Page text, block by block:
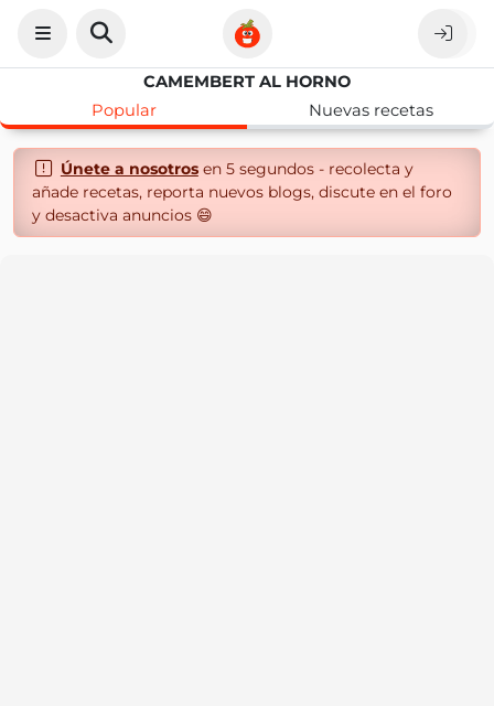
CAMEMBERT AL HORNO
Popular
Nuevas recetas
Únete a nosotrosen 5 segundos - recolecta y
añade recetas, reporta nuevos blogs, discute en el foro
y desactiva anuncios 😄